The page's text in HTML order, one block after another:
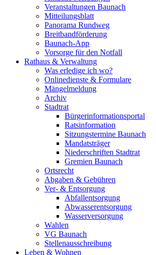
Veranstaltungen Baunach
Mitteilungsblatt
Panorama Rundweg
Breitbandförderung
Baunach-App
Vorsorge für den Notfall
Rathaus & Verwaltung
Was erledige ich wo?
Onlinedienste & Formulare
Mängelmeldung
Archiv
Stadtrat
Bürgerinformationsportal
Ratsinformation
Sitzungstermine Baunach
Mandatsträger
Niederschriften Stadtrat
Gremien Baunach
Ortsrecht
Abgaben & Gebühren
Ver- & Entsorgung
Abfallentsorgung
Abwasserentsorgung
Wasserversorgung
Wahlen
VG Baunach
Stellenausschreibung
Leben & Wohnen